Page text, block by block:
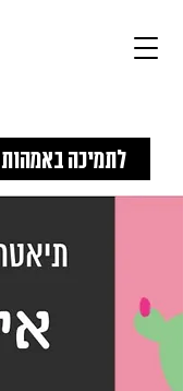
לתמיכה באמהות